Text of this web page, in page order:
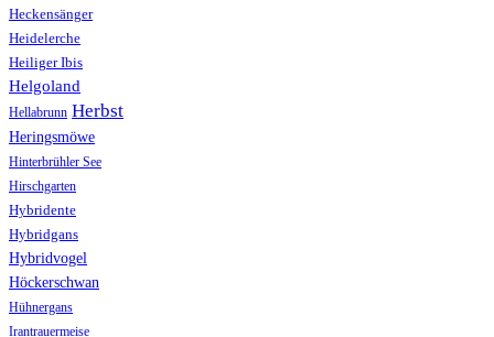
Heckensänger
Heidelerche
Heiliger Ibis
Helgoland
Hellabrunn Herbst
Heringsmöwe
Hinterbrühler See
Hirschgarten
Hybridente
Hybridgans
Hybridvogel
Höckerschwan
Hühnergans
Irantrauermeise